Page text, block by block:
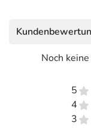
Noch
5
4
3